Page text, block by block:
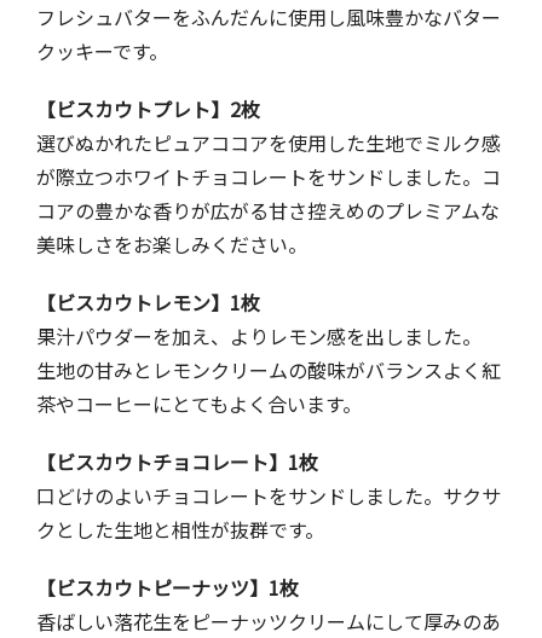
フレシュバターをふんだんに使用し風味豊かなバター
クッキーです。
【ビスカウトプレト】2枚
選びぬかれたピュアココアを使用した生地でミルク感
が際立つホワイトチョコレートをサンドしました。コ
コアの豊かな香りが広がる甘さ控えめのプレミアムな
美味しさをお楽しみください。
【ビスカウトレモン】1枚
果汁パウダーを加え、よりレモン感を出しました。
生地の甘みとレモンクリームの酸味がバランスよく紅
茶やコーヒーにとてもよく合います。
【ビスカウトチョコレート】1枚
口どけのよいチョコレートをサンドしました。サクサ
クとした生地と相性が抜群です。
【ビスカウトピーナッツ】1枚
香ばしい落花生をピーナッツクリームにして厚みのあ